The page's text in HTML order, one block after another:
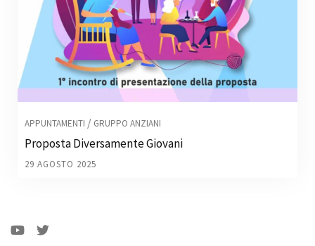
APPUNTAMENTI / GRUPPO ANZIANI
Proposta Diversamente Giovani
29 AGOSTO 2025